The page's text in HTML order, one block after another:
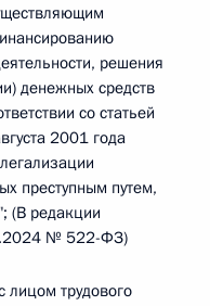
решения
денежных средств
со статьей
2001 года
преступным путем,
(В редакции
№ 522-ФЗ)
лицом трудового